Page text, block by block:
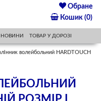
Обране
Кошик (0)
НОВИНИ ТОВАР У ДОРОЗІ
волейбольний HARDTOUCH